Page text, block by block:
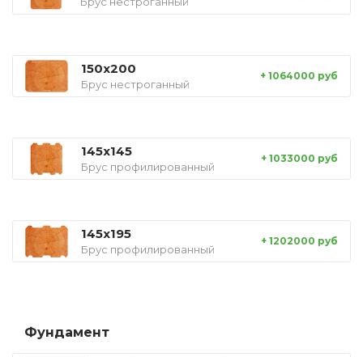
150x200
Брус нестроганный
+ 1064000 руб
145x145
Брус профилированный
+ 1033000 руб
145x195
Брус профилированный
+ 1202000 руб
Фундамент